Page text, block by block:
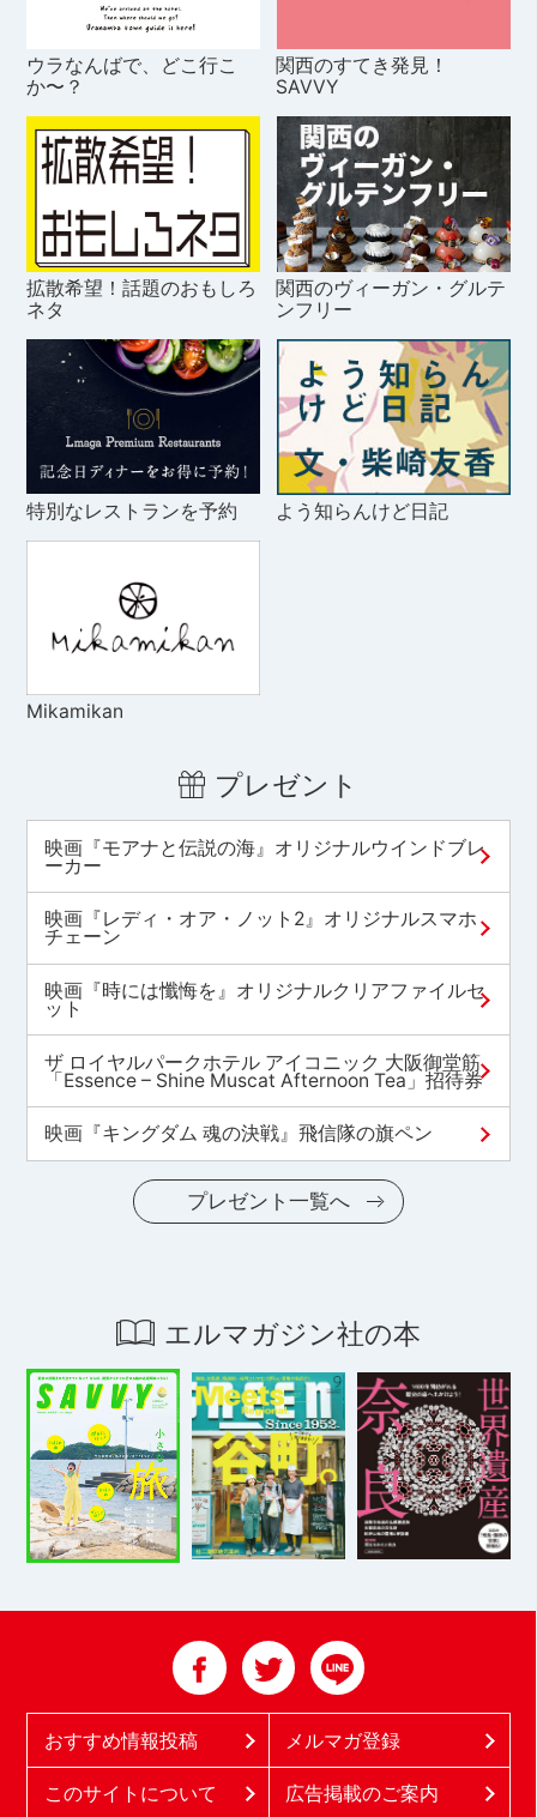
ウラなんばで、どこ行こ
か〜？
関西のすてき発見！
SAVVY
拡散希望！話題のおもしろ
ネタ
関西のヴィーガン・グルテ
ンフリー
特別なレストランを予約 よう知らんけど日記
Mikamikan
プレゼント
映画『モアナと伝説の海』オリジナルウインドブレ
ーカー
映画『レディ・オア・ノット2』オリジナルスマホ
チェーン
映画『時には懺悔を』オリジナルクリアファイルセ
ット
ザ ロイヤルパークホテル アイコニック 大阪御堂筋
「Essence – Shine Muscat Afternoon Tea」招待券
映画『キングダム 魂の決戦』飛信隊の旗ペン
プレゼント一覧へ
エルマガジン社の本
おすすめ情報投稿 メルマガ登録
このサイトについて 広告掲載のご案内